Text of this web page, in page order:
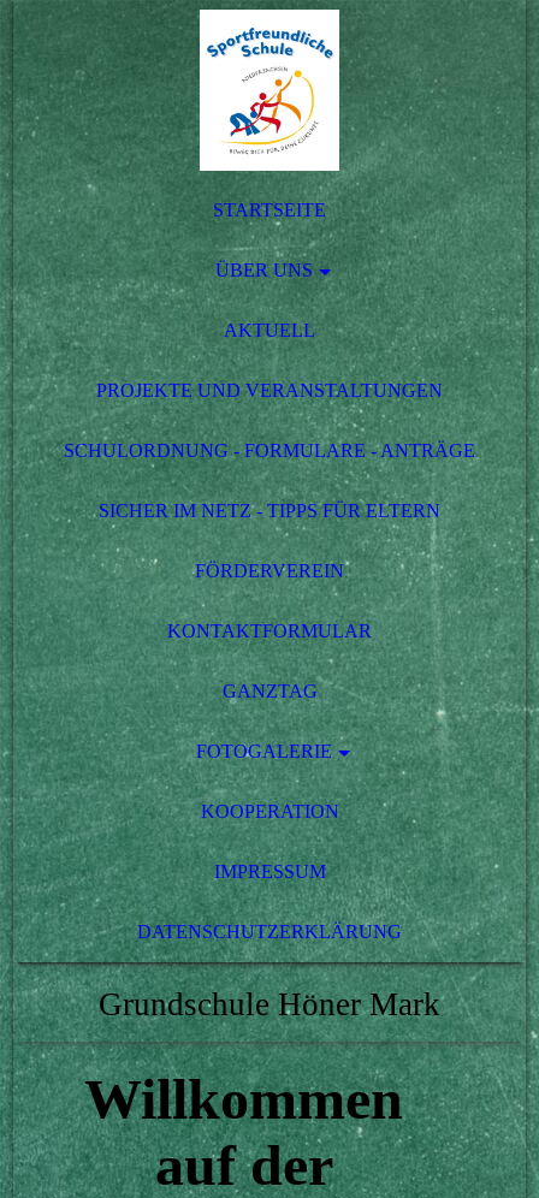
STARTSEITE
ÜBER UNS
AKTUELL
PROJEKTE UND VERANSTALTUNGEN
SCHULORDNUNG - FORMULARE - ANTRÄGE
SICHER IM NETZ - TIPPS FÜR ELTERN
FÖRDERVEREIN
KONTAKTFORMULAR
GANZTAG
FOTOGALERIE
KOOPERATION
IMPRESSUM
DATENSCHUTZERKLÄRUNG
Grundschule Höner Mark
Willkommen
auf der